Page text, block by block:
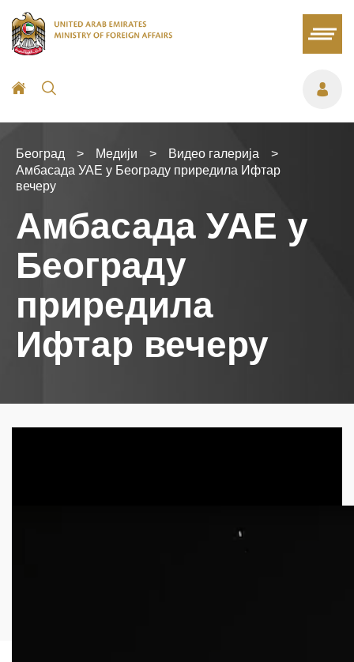
Београд > Медији > Видео галерија
>
Амбасада УАЕ у Београду приредила Ифтар
вечеру
Амбасада УАЕ у
Београду
приредила
Ифтар вечеру